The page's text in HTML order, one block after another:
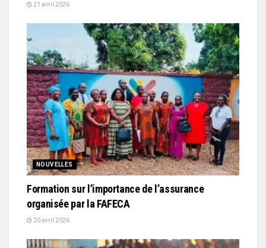
21 avril 2026
NOUVELLES
Formation sur l’importance de l’assurance
organisée par la FAFECA
20 avril 2026